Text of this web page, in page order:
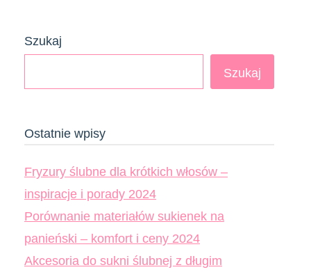
Szukaj
Szukaj
Ostatnie wpisy
Fryzury ślubne dla krótkich włosów –
inspiracje i porady 2024
Porównanie materiałów sukienek na
panieński – komfort i ceny 2024
Akcesoria do sukni ślubnej z długim